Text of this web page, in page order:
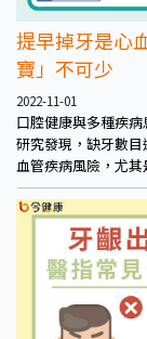
提早掉牙是心
寶」不可少
2022-11-01
口腔健康與多種疾
研究發現，缺牙數
血管疾病風險，尤
呼籲，做好口腔保
台北市牙醫師公會
號召民眾不分年齡